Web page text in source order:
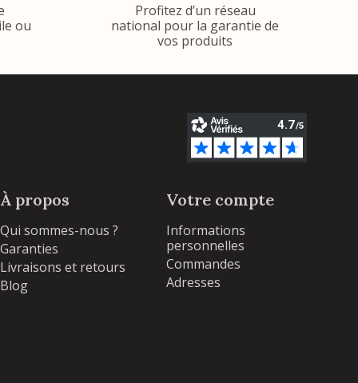
ou
Profitez d’un réseau
national pour la garantie de
vos produits
À propos
Qui sommes-nous ?
Garanties
Livraisons et retours
Blog
Votre compte
Informations
personnelles
Commandes
Adresses